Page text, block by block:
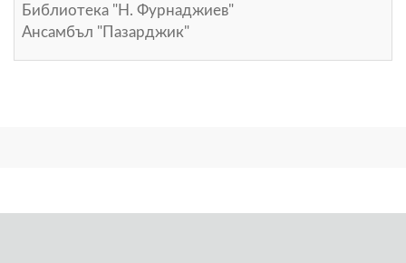
Библиотека "Н. Фурнаджиев"
Ансамбъл "Пазарджик"